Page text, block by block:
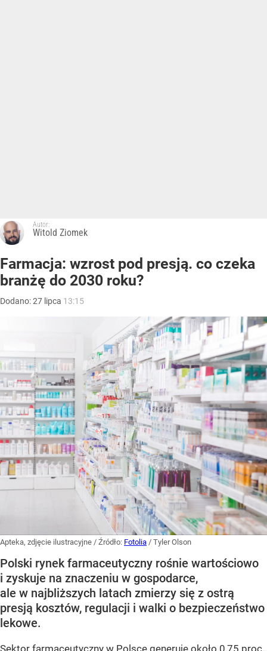
Autor:
Witold Ziomek
Farmacja: wzrost pod presją. co czeka
branżę do 2030 roku?
Dodano:27 lipca 13:15
Apteka, zdjęcie ilustracyjne / Źródło: Fotolia / Tyler Olson
Polski rynek farmaceutyczny rośnie wartościowo
i zyskuje na znaczeniu w gospodarce,
ale w najbliższych latach zmierzy się z ostrą
presją kosztów, regulacji i walki o bezpieczeństwo
lekowe.